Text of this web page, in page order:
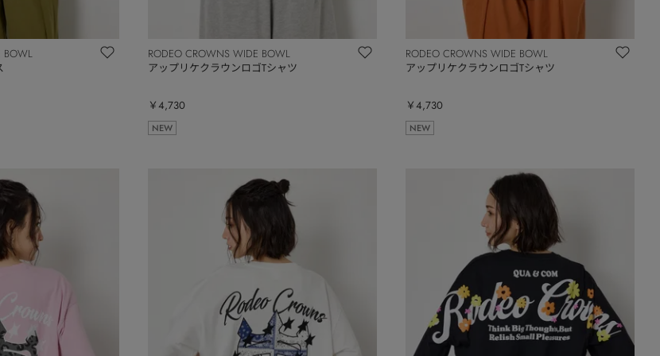
BOWL
RODEO CROWNS WIDE BOWL
アップリケクラウンロゴTシャツ
￥4,730
NEW
RODEO CROWNS WIDE BOWL
アップリケクラウンロゴTシャツ
￥4,730
NEW